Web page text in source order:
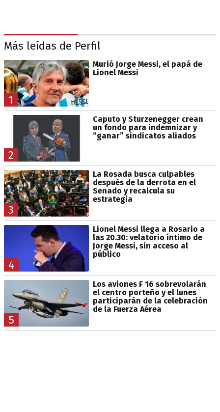
Más leídas de Perfil
1
Murió Jorge Messi, el papá de
Lionel Messi
2
Caputo y Sturzenegger crean
un fondo para indemnizar y
“ganar” sindicatos aliados
3
La Rosada busca culpables
después de la derrota en el
Senado y recalcula su
estrategia
4
Lionel Messi llega a Rosario a
las 20.30: velatorio íntimo de
Jorge Messi, sin acceso al
público
5
Los aviones F 16 sobrevolarán
el centro porteño y el lunes
participarán de la celebración
de la Fuerza Aérea